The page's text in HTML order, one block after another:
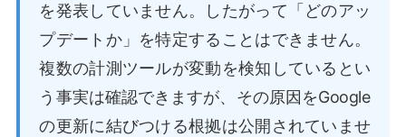
を発表していません。したがって「どのアッ
プデートか」を特定することはできません。
複数の計測ツールが変動を検知しているとい
う事実は確認できますが、その原因をGoogle
の更新に結びつける根拠は公開されていませ